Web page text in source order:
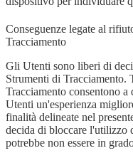
Conseguenze legate al
Tracciamento
Gli Utenti sono liberi di
Strumenti di Tracciamento.
Tracciamento consentono
Utenti un'esperienza
finalità delineate nel
decida di bloccare l'utilizzo
potrebbe non essere in